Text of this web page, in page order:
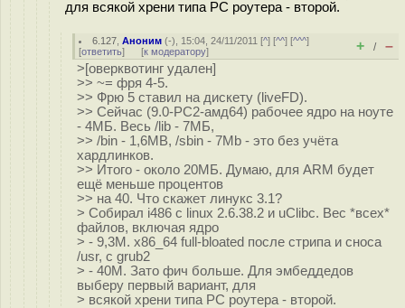
для всякой хрени типа PC роутера - второй.
6.127 ,Аноним (-), 15:04, 24/11/2011 [^] [^^] [^^^]
[ответить] [к модератору] + / –
>[оверквотинг удален]
>> ~= фря 4-5.
>> Фрю 5 ставил на дискету (liveFD).
>> Сейчас (9.0-РС2-амд64) рабочее ядро на ноуте
- 4МБ. Весь /lib - 7МБ,
>> /bin - 1,6MB, /sbin - 7Mb - это без учёта
хардлинков.
>> Итого - около 20МБ. Думаю, для ARM будет
ещё меньше процентов
>> на 40. Что скажет линукс 3.1?
> Собирал i486 с linux 2.6.38.2 и uClibc. Вес *всех*
файлов, включая ядро
> - 9,3M. x86_64 full-bloated после стрипа и сноса
/usr, с grub2
> - 40M. Зато фич больше. Для эмбеддедов
выберу первый вариант, для
> всякой хрени типа PC роутера - второй.